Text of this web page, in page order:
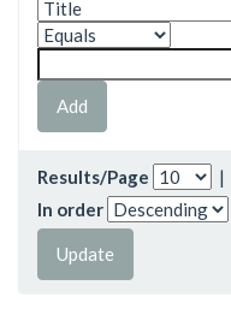
Results/Page |
In order